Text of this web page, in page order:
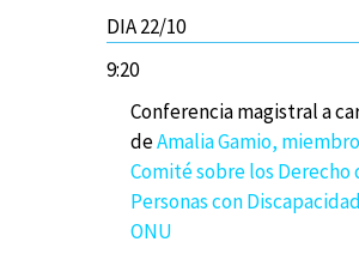
DIA 22/10
9:20
Conferencia magistral a
deAmalia Gamio,
Comité sobre los Derecho
Personas con
ONU